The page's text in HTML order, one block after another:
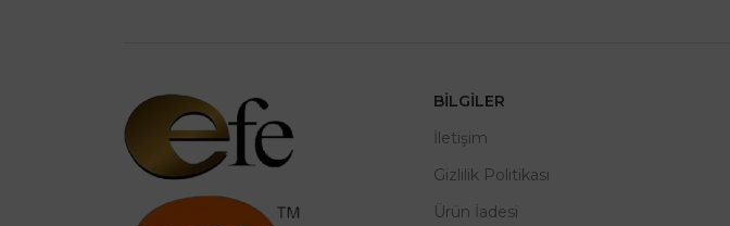
BILGILER
İletişim
Gizlilik Politikası
Ürün İadesi